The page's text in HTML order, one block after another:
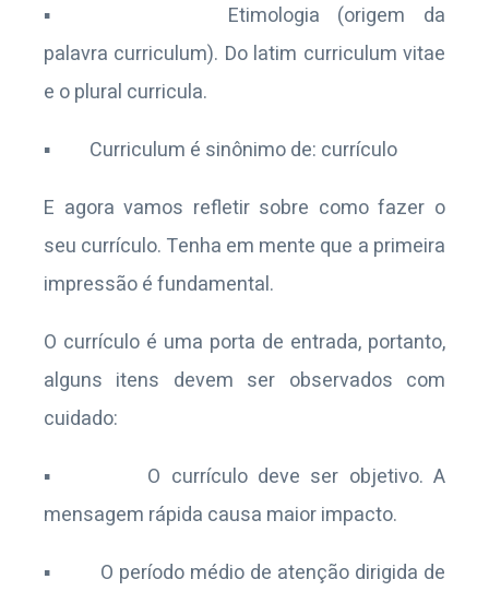
▪ Etimologia (origem da
palavra curriculum). Do latim curriculum vitae
e o plural curricula.
▪ Curriculum é sinônimo de: currículo
E agora vamos refletir sobre como fazer o
seu currículo. Tenha em mente que a primeira
impressão é fundamental.
O currículo é uma porta de entrada, portanto,
alguns itens devem ser observados com
cuidado:
▪ O currículo deve ser objetivo. A
mensagem rápida causa maior impacto.
▪ O período médio de atenção dirigida de